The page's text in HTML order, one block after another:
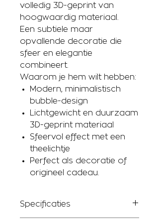
volledig 3D-geprint van
hoogwaardig materiaal.
Een subtiele maar
opvallende decoratie die
sfeer en elegantie
combineert.
Waarom je hem wilt hebben:
Modern, minimalistisch
bubble-design
Lichtgewicht en duurzaam
3D-geprint materiaal
Sfeervol effect met een
theelichtje
Perfect als decoratie of
origineel cadeau.
Specificaties